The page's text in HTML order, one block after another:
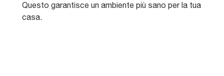
Questo garantisce un ambiente più sano per la tua
casa.